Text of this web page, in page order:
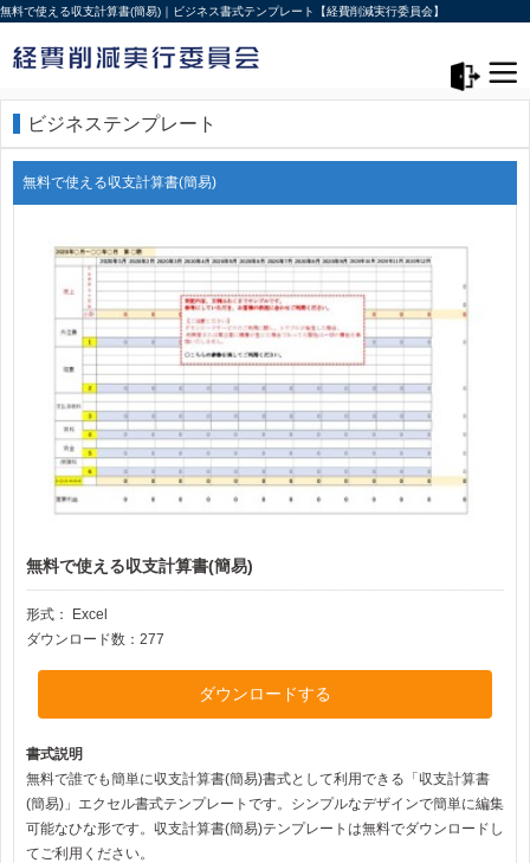
無料で使える収支計算書(簡易)｜ビジネス書式テンプレート【経費削減実行委員会】
ビジネステンプレート
無料で使える収支計算書(簡易)
無料で使える収支計算書(簡易)
形式：
Excel
ダウンロード数：277
ダウンロードする
書式説明
無料で誰でも簡単に収支計算書(簡易)書式として利用できる「収支計算書
(簡易)」エクセル書式テンプレートです。シンプルなデザインで簡単に編集
可能なひな形です。収支計算書(簡易)テンプレートは無料でダウンロードし
てご利用ください。